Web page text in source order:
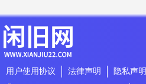
用户使用协议 法律声明 隐私声明